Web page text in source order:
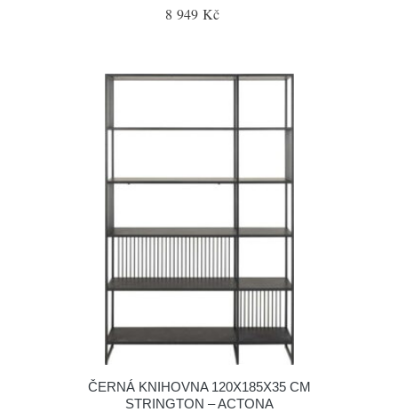
8 949 Kč
ČERNÁ KNIHOVNA 120X185X35 CM
STRINGTON – ACTONA